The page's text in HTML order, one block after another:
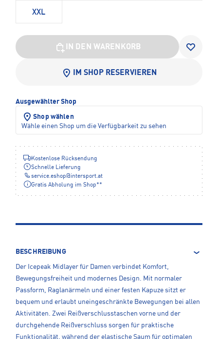
XXL
IN DEN WARENKORB
IM SHOP RESERVIEREN
Ausgewählter Shop
Shop wählen
Wähle einen Shop um die Verfügbarkeit zu sehen
Kostenlose Rücksendung
Schnelle Lieferung
service.eshop@ intersport.at
Gratis Abholung im Shop**
BESCHREIBUNG
Der Icepeak Midlayer für Damen verbindet Komfort,
Bewegungsfreiheit und modernes Design. Mit normaler
Passform, Raglanärmeln und einer festen Kapuze sitzt er
bequem und erlaubt uneingeschränkte Bewegungen bei allen
Aktivitäten. Zwei Reißverschlusstaschen vorne und der
durchgehende Reißverschluss sorgen für praktische
Funktionalität, während der elastische Saum für optimalen